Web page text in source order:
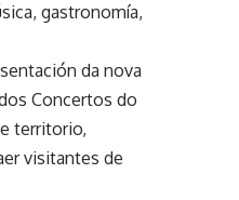
gastronomía,
da nova
Concertos do
territorio,
visitantes de